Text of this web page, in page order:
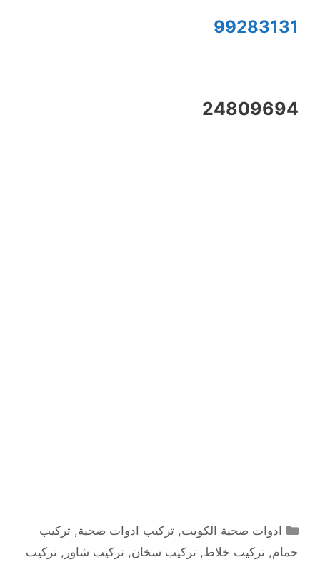
99283131
24809694
التصنيفات
ادوات صحية الكويت,تركيب ادوات صحية,تركيب
حمام, تركيب خلاط, تركيب سخان, تركيب شاور , تركيب